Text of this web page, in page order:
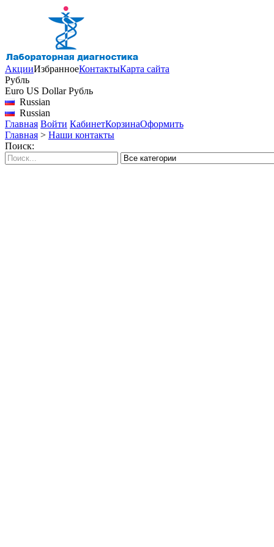
АкцииИзбранноеКонтактыКарта сайта
Рубль
Euro US Dollar Рубль
Russian
Russian
Главная Войти КабинетКорзинаОформить
Главная > Наши контакты
Поиск: